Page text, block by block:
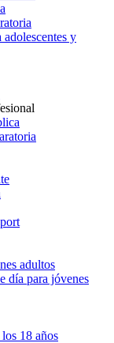
y
adultos
día para jóvenes
18 años